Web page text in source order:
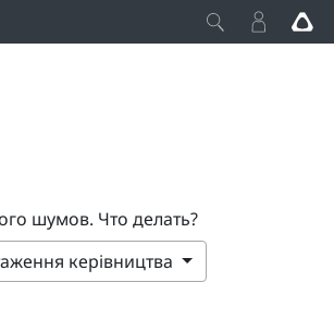
шумов. Что делать?
керівництва